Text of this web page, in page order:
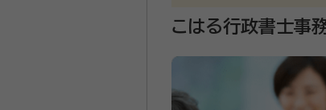
それなりの金額がかかると
支払先が2カ所に分かれて
こはる行政書士事